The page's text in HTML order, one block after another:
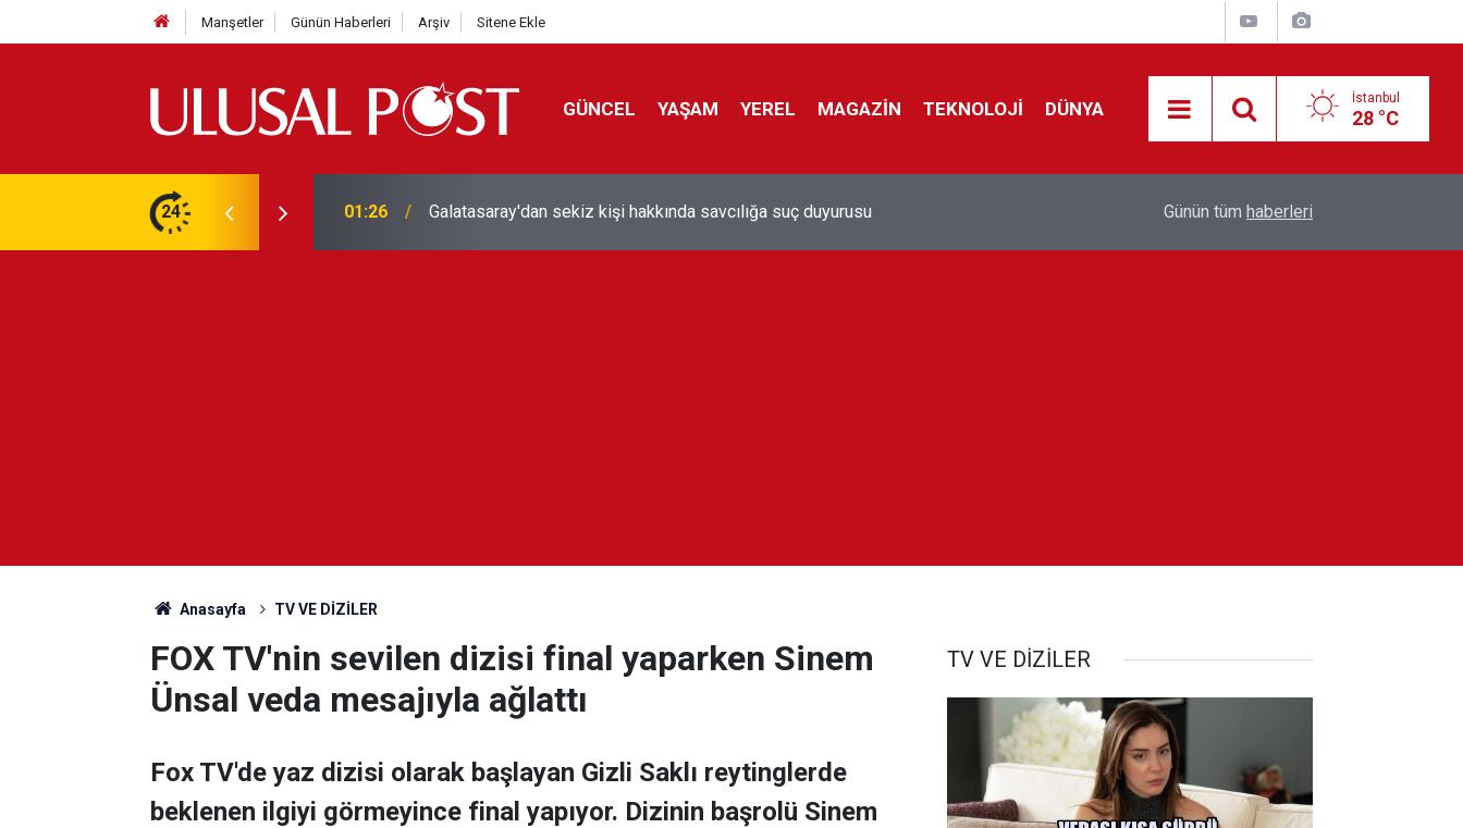
Manşetler Günün Haberleri Arşiv Sitene Ekle
GÜNCEL YAŞAM YEREL MAGAZİN TEKNOLOJİ DÜNYA İstanbul
28 °C
24
en yüksek seviyesine çıktı 01:26 Galatasaray'dan sekiz kişi hakkında savcılığa suç duyurusu
kontrol edecek
Günün tüm haberleri
Anasayfa TV VE DİZİLER
FOX TV'nin sevilen dizisi final yaparken Sinem
Ünsal veda mesajıyla ağlattı
Fox TV'de yaz dizisi olarak başlayan Gizli Saklı reytinglerde
beklenen ilgiyi görmeyince final yapıyor. Dizinin başrolü Sinem
TV VE DİZİLER